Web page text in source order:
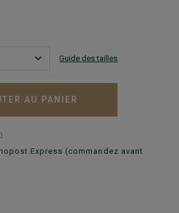
Guide des tailles
AU PANIER
Express (commandez avant